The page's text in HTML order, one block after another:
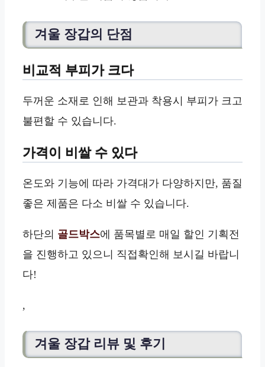
겨울 장갑의 단점
비교적 부피가 크다
두꺼운 소재로 인해 보관과 착용시 부피가 크고
불편할 수 있습니다.
가격이 비쌀 수 있다
온도와 기능에 따라 가격대가 다양하지만, 품질
좋은 제품은 다소 비쌀 수 있습니다.
하단의 골드박스에 품목별로 매일 할인 기획전
을 진행하고 있으니 직접확인해 보시길 바랍니
다!
,
겨울 장갑 리뷰 및 후기